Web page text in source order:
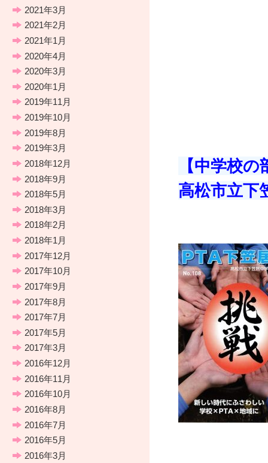
【中学校
高松市立下
2021年3月
2021年2月
2021年1月
2020年4月
2020年3月
2020年1月
2019年11月
2019年10月
2019年8月
2019年3月
2018年12月
2018年9月
2018年5月
2018年3月
2018年2月
2018年1月
2017年12月
2017年10月
2017年9月
2017年8月
2017年7月
2017年5月
2017年3月
2016年12月
2016年11月
2016年10月
2016年8月
2016年7月
2016年5月
2016年3月